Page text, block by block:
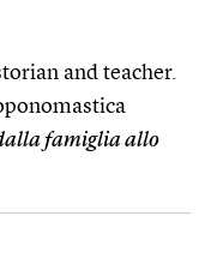
and teacher.
famiglia allo